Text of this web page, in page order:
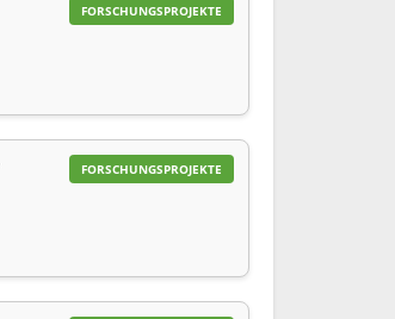
FORSCHUNGSPROJEKTE
FORSCHUNGSPROJEKTE